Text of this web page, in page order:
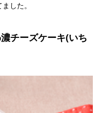
した。
チーズケーキ(いち